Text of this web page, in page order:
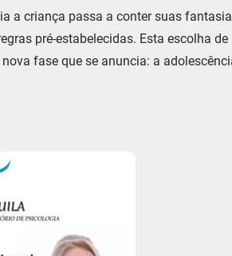
a criança passa a conter suas
pré-estabelecidas. Esta escolha
fase que se anuncia: a